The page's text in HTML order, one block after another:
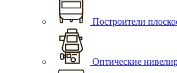
Построители
Оптические